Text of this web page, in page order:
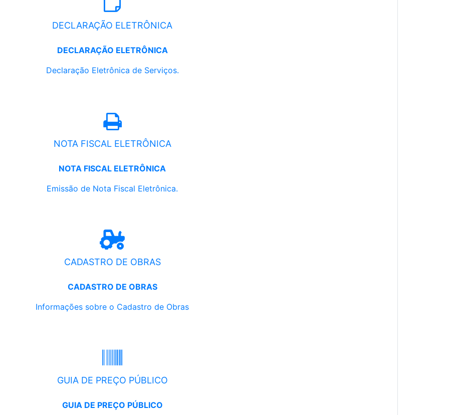
DECLARAÇÃO ELETRÔNICA
DECLARAÇÃO ELETRÔNICA
Declaração Eletrônica de Serviços.
NOTA FISCAL ELETRÔNICA
NOTA FISCAL ELETRÔNICA
Emissão de Nota Fiscal Eletrônica.
CADASTRO DE OBRAS
CADASTRO DE OBRAS
Informações sobre o Cadastro de Obras
GUIA DE PREÇO PÚBLICO
GUIA DE PREÇO PÚBLICO